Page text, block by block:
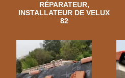
RÉPARATEUR,
INSTALLATEUR DE VELUX
82